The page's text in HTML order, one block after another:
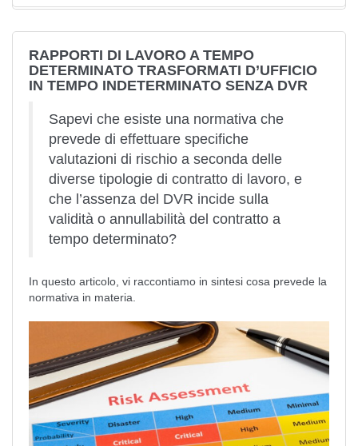
RAPPORTI DI LAVORO A TEMPO
DETERMINATO TRASFORMATI D’UFFICIO
IN TEMPO INDETERMINATO SENZA DVR
Sapevi che esiste una normativa che
prevede di effettuare specifiche
valutazioni di rischio a seconda delle
diverse tipologie di contratto di lavoro, e
che l’assenza del DVR incide sulla
validità o annullabilità del contratto a
tempo determinato?
In questo articolo, vi raccontiamo in sintesi cosa prevede la
normativa in materia.